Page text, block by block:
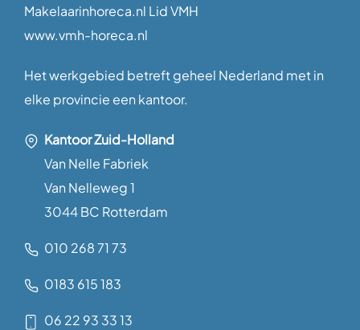
Makelaarinhoreca.nl Lid VMH
www.vmh-horeca.nl
Het werkgebied betreft geheel Nederland met in
elke provincie een kantoor.
Kantoor Zuid-Holland
Van Nelle Fabriek
Van Nelleweg 1
3044 BC Rotterdam
010 268 71 73
0183 615 183
06 22 93 33 13